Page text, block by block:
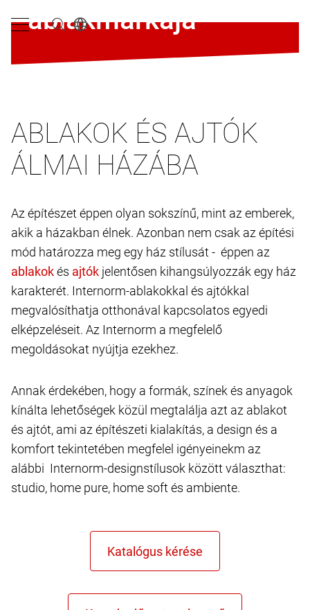
ablakmárkája
ABLAKOK ÉS AJTÓK
ÁLMAI HÁZÁBA
Az építészet éppen olyan sokszínű, mint az emberek,
akik a házakban élnek. Azonban nem csak az építési
mód határozza meg egy ház stílusát - éppen az
és
jelentősen kihangsúlyozzák egy ház
karakterét. Internorm-ablakokkal és ajtókkal
megvalósíthatja otthonával kapcsolatos egyedi
elképzeléseit. Az Internorm a megfelelő
megoldásokat nyújtja ezekhez.
Annak érdekében, hogy a formák, színek és anyagok
kínálta lehetőségek közül megtalálja azt az ablakot
és ajtót, ami az építészeti kialakítás, a design és a
komfort tekintetében megfelel igényeinekm az
alábbi Internorm-designstílusok között választhat:
studio, home pure, home soft és ambiente.